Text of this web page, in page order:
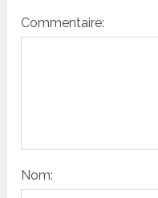
Commentaire:
Nom: